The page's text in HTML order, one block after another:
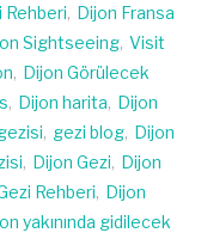
Rehberi, Dijon Fransa
Sightseeing, Visit
, Dijon Görülecek
, Dijon harita, Dijon
, gezi blog, Dijon
, Dijon Gezi, Dijon
Rehberi, Dijon
yakınında gidilecek